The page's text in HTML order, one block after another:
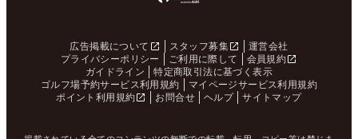
広告掲載について スタッフ募集
運営会社
プライバシーポリシー
ご利用に際して
会員規約
ガイドライン
特定商取引法に基づく表示
ゴルフ場予約サービス利用規約
マイページサービス利用規約
ポイント利用規約
お問合せ ヘルプ サイトマップ